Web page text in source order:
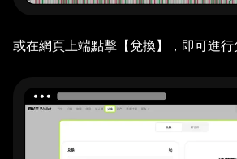
或在網頁上端點擊【兌換】，即可進行